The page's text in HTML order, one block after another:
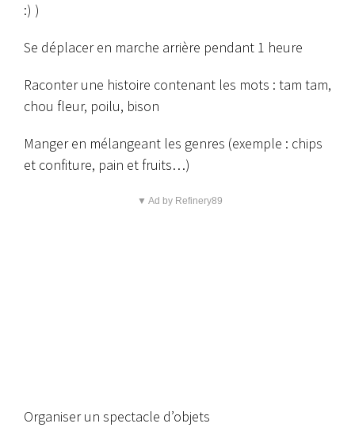
:) )
Se déplacer en marche arrière pendant 1 heure
Raconter une histoire contenant les mots : tam tam,
chou fleur, poilu, bison
Manger en mélangeant les genres (exemple : chips
et confiture, pain et fruits…)
▼ Ad by Refinery89
Organiser un spectacle d’objets